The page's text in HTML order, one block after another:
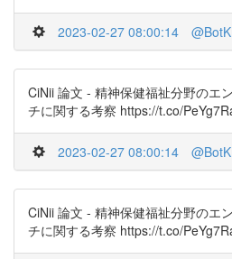
2023-02-27 08:00:14
CiNii 論文 - 精神保健福祉分野のエ
チに関する考察 https://t.co/
2023-02-27 08:00:14
CiNii 論文 - 精神保健福祉分野のエ
チに関する考察 https://t.co/